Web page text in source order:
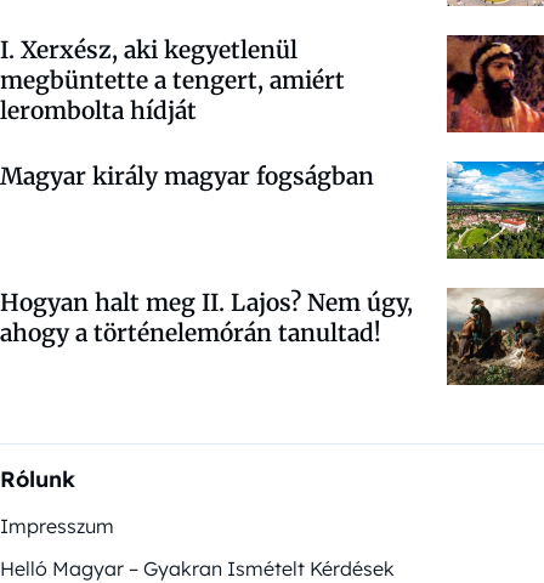
I. Xerxész, aki kegyetlenül
megbüntette a tengert, amiért
lerombolta hídját
Magyar király magyar fogságban
Hogyan halt meg II. Lajos? Nem úgy,
ahogy a történelemórán tanultad!
Rólunk
Impresszum
Helló Magyar – Gyakran Ismételt Kérdések